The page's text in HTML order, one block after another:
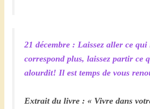
21 décembre : Laissez aller ce qui
correspond plus, laissez partir ce
alourdit! Il est temps de vous
Extrait du livre : « Vivre dans